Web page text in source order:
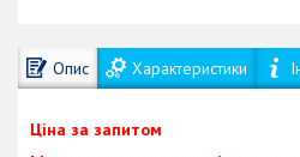
Опис Характеристики
Ціна за запитом